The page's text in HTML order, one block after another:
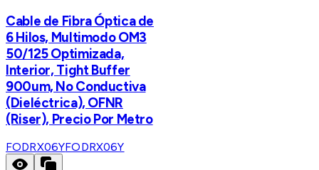
Cable de Fibra Óptica de
6 Hilos, Multimodo OM3
50/125 Optimizada,
Interior, Tight Buffer
900um, No Conductiva
(Dieléctrica), OFNR
(Riser), Precio Por Metro
FODRX06YFODRX06Y